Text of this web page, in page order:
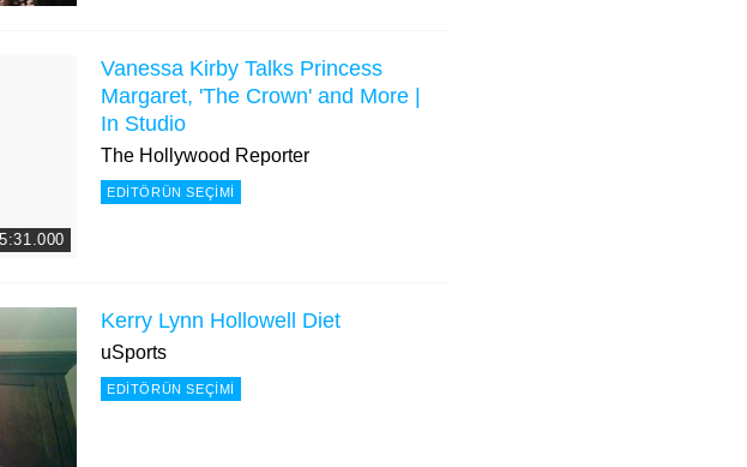
Vanessa Kirby Talks Princess
Margaret, 'The Crown' and More |
In Studio
The Hollywood Reporter
EDITÖRÜN SEÇIMI
Kerry Lynn Hollowell Diet
uSports
EDITÖRÜN SEÇIMI